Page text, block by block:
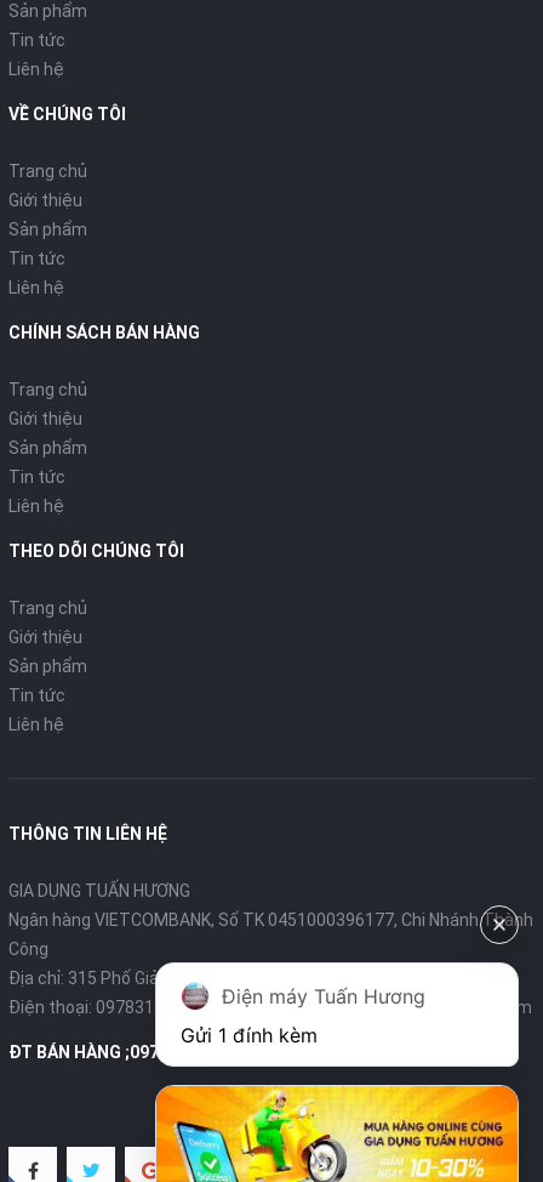
Độ ồn:
Bộ lọc:HEPA
Hộc chứa phụ kiện:
Chiều dài dây điện:
Chức năng khác:
Kích thước & Khối lượng
Kích thước thùng:430x300x260 mm
Khối lượng thùng (kg):
Sản phẩm
Tin tức
Liên hệ
VỀ CHÚNG TÔI
Trang chủ
Giới thiệu
Sản phẩm
Tin tức
Liên hệ
CHÍNH SÁCH BÁN HÀNG
Trang chủ
Giới thiệu
Sản phẩm
Tin tức
Liên hệ
THEO DÕI CHÚNG TÔI
Trang chủ
Giới thiệu
Sản phẩm
Tin tức
Liên hệ
THÔNG TIN LIÊN HỆ
GIA DỤNG TUẤN HƯƠNG
Ngân hàng VIETCOMBANK, Số TK 0451000396177, Chi Nhánh Thành
Công
Địa chỉ: 315 Phố Giảng Võ - Ba Đình - Hà Nội
Điện thoại: 0978319375- Email:diengiadungtuanhuong@gmail.com
ĐT BÁN HÀNG ;0978319375
Điện máy Tuấn Hương
Gửi 1 đính kèm